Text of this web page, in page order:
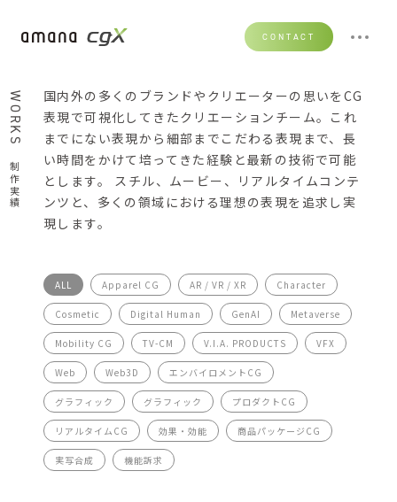
CONTACT
WORKS
制作実績
国内外の多くのブランドやクリエーターの思いをCG
表現で可視化してきたクリエーションチーム。これ
までにない表現から細部までこだわる表現まで、長
い時間をかけて培ってきた経験と最新の技術で可能
とします。 スチル、ムービー、リアルタイムコンテ
ンツと、多くの領域における理想の表現を追求し実
現します。
ALL Apparel CG AR / VR / XR Character
Cosmetic Digital Human GenAI Metaverse
Mobility CG TV-CM V.I.A. PRODUCTS VFX
Web Web3D エンバイロメントCG
グラフィック グラフィック プロダクトCG
リアルタイムCG 効果・効能 商品パッケージCG
実写合成 機能訴求